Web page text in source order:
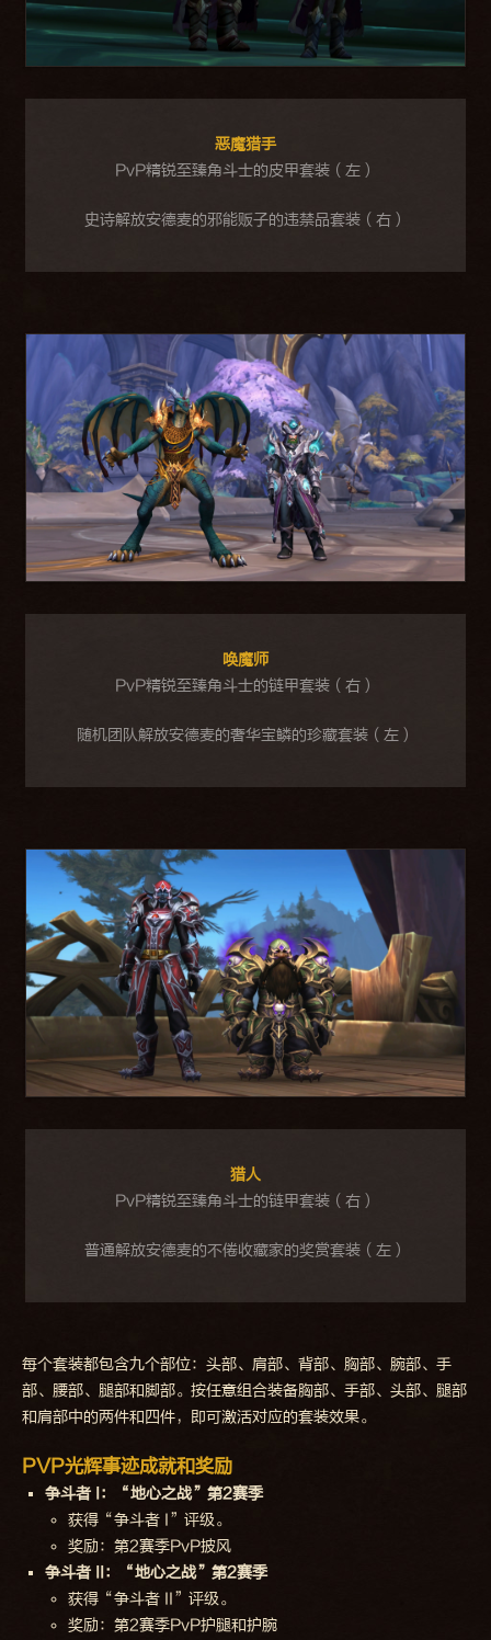
恶魔猎手
PvP精锐至臻角斗士的皮甲套装（左）
史诗解放安德麦的邪能贩子的违禁品套装（右）
唤魔师
PvP精锐至臻角斗士的链甲套装（右）
随机团队解放安德麦的奢华宝鳞的珍藏套装（左）
猎人
PvP精锐至臻角斗士的链甲套装（右）
普通解放安德麦的不倦收藏家的奖赏套装（左）
每个套装都包含九个部位：头部、肩部、背部、胸部、腕部、手
部、腰部、腿部和脚部。按任意组合装备胸部、手部、头部、腿部
和肩部中的两件和四件，即可激活对应的套装效果。
PVP光辉事迹成就和奖励
争斗者 I：“地心之战”第2赛季
获得“争斗者 I”评级。
奖励：第2赛季PvP披风
争斗者 II：“地心之战”第2赛季
获得“争斗者 II”评级。
奖励：第2赛季PvP护腿和护腕